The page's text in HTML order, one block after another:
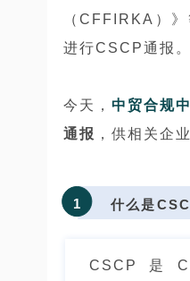
（CFFIRKA）
进行CSCP通报。
今天， 中贸合规
通报 ，供相关企
1 什么是
CSCP是